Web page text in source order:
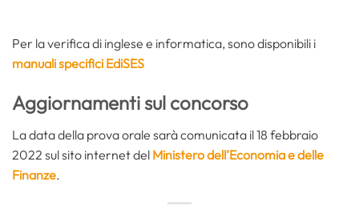
Per la verifica di inglese e informatica, sono disponibili i
manuali specifici EdiSES
Aggiornamenti sul concorso
La data della prova orale sarà comunicata il 18 febbraio
2022 sul sito internet del Ministero dell’Economia e delle
Finanze.